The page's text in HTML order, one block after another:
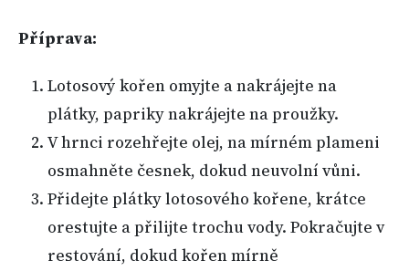
Příprava:
Lotosový kořen omyjte a nakrájejte na
plátky, papriky nakrájejte na proužky.
V hrnci rozehřejte olej, na mírném plameni
osmahněte česnek, dokud neuvolní vůni.
Přidejte plátky lotosového kořene, krátce
orestujte a přilijte trochu vody. Pokračujte v
restování, dokud kořen mírně